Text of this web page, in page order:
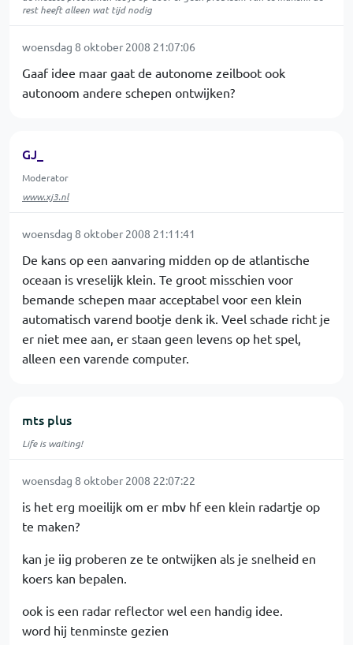
rest heeft alleen wat tijd nodig
woensdag 8 oktober 2008 21:07:06
Gaaf idee maar gaat de autonome zeilboot ook
autonoom andere schepen ontwijken?
GJ_
Moderator
www.xj3.nl
woensdag 8 oktober 2008 21:11:41
De kans op een aanvaring midden op de atlantische
oceaan is vreselijk klein. Te groot misschien voor
bemande schepen maar acceptabel voor een klein
automatisch varend bootje denk ik. Veel schade richt je
er niet mee aan, er staan geen levens op het spel,
alleen een varende computer.
mts plus
Life is waiting!
woensdag 8 oktober 2008 22:07:22
is het erg moeilijk om er mbv hf een klein radartje op
te maken?
kan je iig proberen ze te ontwijken als je snelheid en
koers kan bepalen.
ook is een radar reflector wel een handig idee.
word hij tenminste gezien